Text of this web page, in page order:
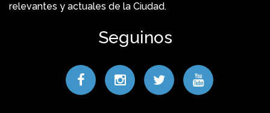
relevantes y actuales de la Ciudad.
Seguinos